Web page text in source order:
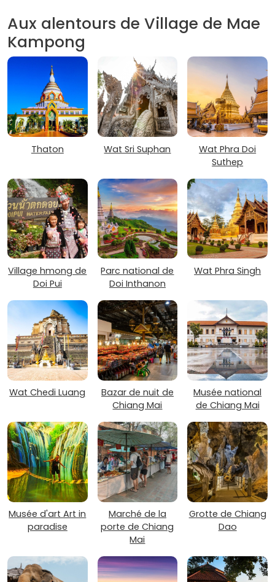
Aux alentours de Village de Mae
Kampong
Thaton Wat Sri Suphan
Wat Phra Doi
Suthep
Village hmong de
Doi Pui
Parc national de
Doi Inthanon
Wat Phra Singh
Wat Chedi Luang
Bazar de nuit de
Chiang Mai
Musée national
de Chiang Mai
Musée d'art Art in
paradise
Marché de la
porte de Chiang
Mai
Grotte de Chiang
Dao